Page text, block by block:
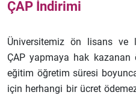
ÇAP İndirimi
Üniversitemiz ön lisans ve
ÇAP yapmaya hak kazanan
eğitim öğretim süresi
için herhangi bir ücret